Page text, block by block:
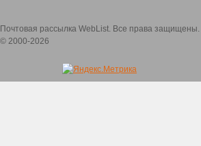
Почтовая рассылка WebList. Все права защищены.
© 2000-2026